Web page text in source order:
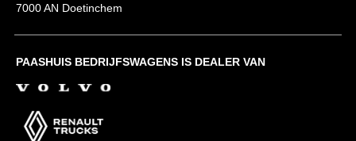
7000 AN Doetinchem
PAASHUIS BEDRIJFSWAGENS IS DEALER VAN